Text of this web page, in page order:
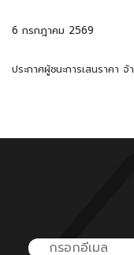
6 กรกฎาคม 2569
ประกาศผู้ชนะการเสนราคา